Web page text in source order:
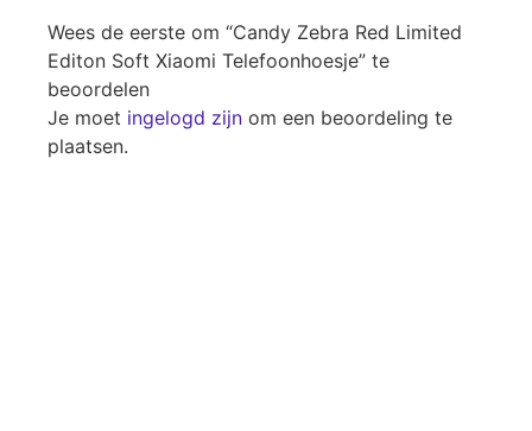
Wees de eerste om “Candy Zebra Red Limited
Editon Soft Xiaomi Telefoonhoesje” te
beoordelen
Je moet ingelogd zijn om een beoordeling te
plaatsen.